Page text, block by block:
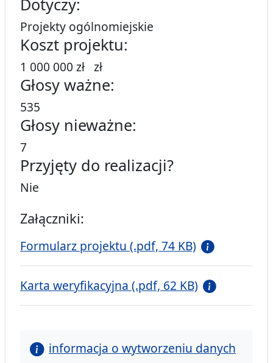
Dotyczy:
Projekty ogólnomiejskie
Koszt projektu:
1 000 000 zł zł
Głosy ważne:
535
Głosy nieważne:
7
Przyjęty do realizacji?
Nie
Załączniki:
Formularz projektu (.pdf, 74 KB)
Karta weryfikacyjna (.pdf, 62 KB)
informacja o wytworzeniu danych